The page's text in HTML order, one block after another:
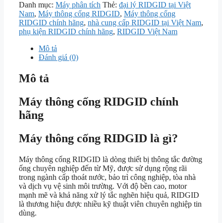
Danh mục: Máy phân tích Thẻ: đại lý RIDGID tại Việt
Nam, Máy thông cống RIDGID, Máy thông cống
RIDGID chính hãng, nhà cung cấp RIDGID tại Việt Nam,
phụ kiện RIDGID chính hãng, RIDGID Việt Nam
Mô tả
Đánh giá (0)
Mô tả
Máy thông cống RIDGID chính
hãng
Máy thông cống RIDGID là gì?
Máy thông cống RIDGID là dòng thiết bị thông tắc đường
ống chuyên nghiệp đến từ Mỹ, được sử dụng rộng rãi
trong ngành cấp thoát nước, bảo trì công nghiệp, tòa nhà
và dịch vụ vệ sinh môi trường. Với độ bền cao, motor
mạnh mẽ và khả năng xử lý tắc nghẽn hiệu quả, RIDGID
là thương hiệu được nhiều kỹ thuật viên chuyên nghiệp tin
dùng.